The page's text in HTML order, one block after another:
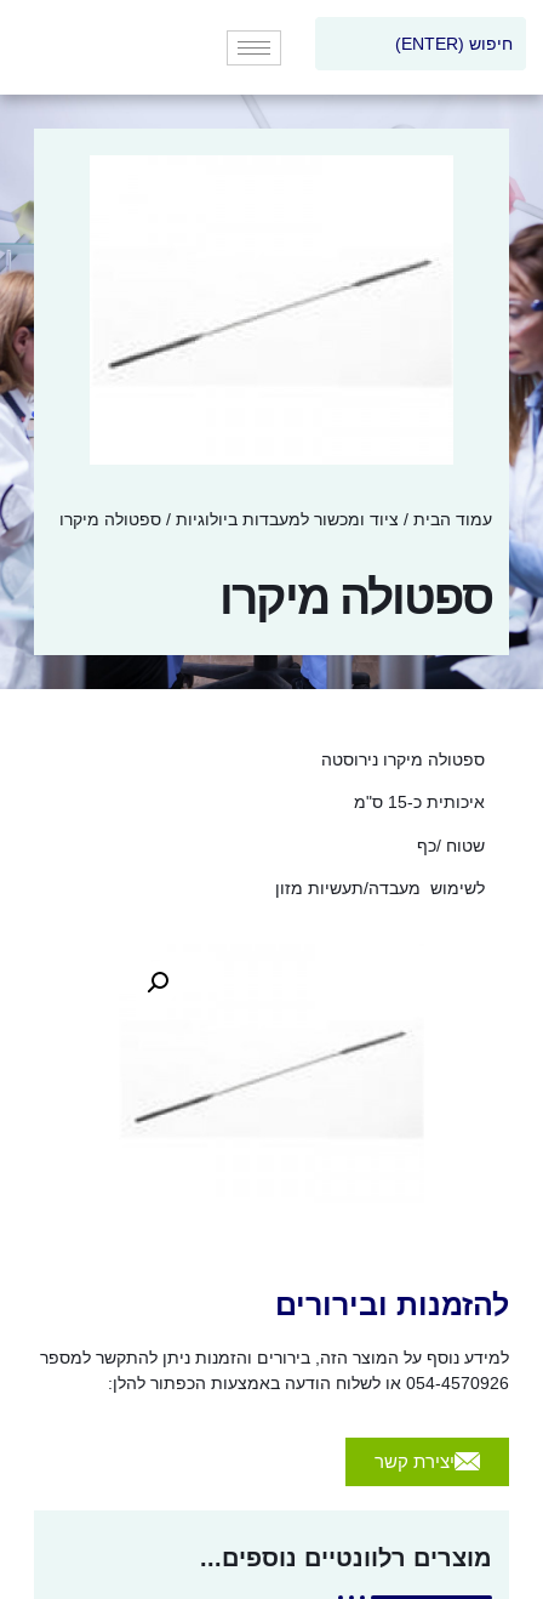
עמוד הבית / ציוד ומכשור למעבדות ביולוגיות / ספטולה מיקרו
ספטולה מיקרו
ספטולה מיקרו נירוסטה
איכותית כ-15 ס"מ
שטוח /כף
לשימוש מעבדה/תעשיות מזון
להזמנות ובירורים
למידע נוסף על המוצר הזה, בירורים והזמנות ניתן להתקשר למספר
054-4570926 או לשלוח הודעה באמצעות הכפתור להלן:
יצירת קשר
מוצרים רלוונטיים נוספים...